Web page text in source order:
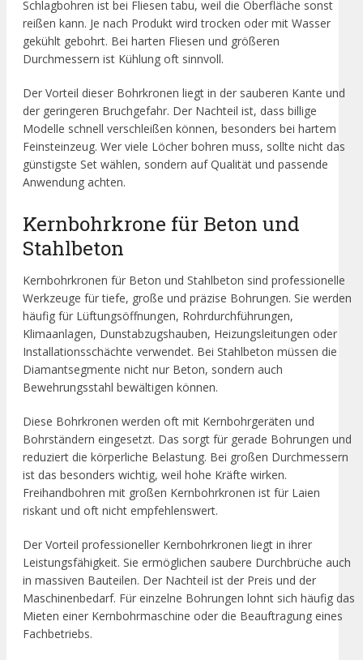
Schlagbohren ist bei Fliesen tabu, weil die Oberfläche sonst
reißen kann. Je nach Produkt wird trocken oder mit Wasser
gekühlt gebohrt. Bei harten Fliesen und größeren
Durchmessern ist Kühlung oft sinnvoll.
Der Vorteil dieser Bohrkronen liegt in der sauberen Kante und
der geringeren Bruchgefahr. Der Nachteil ist, dass billige
Modelle schnell verschleißen können, besonders bei hartem
Feinsteinzeug. Wer viele Löcher bohren muss, sollte nicht das
günstigste Set wählen, sondern auf Qualität und passende
Anwendung achten.
Kernbohrkrone für Beton und
Stahlbeton
Kernbohrkronen für Beton und Stahlbeton sind professionelle
Werkzeuge für tiefe, große und präzise Bohrungen. Sie werden
häufig für Lüftungsöffnungen, Rohrdurchführungen,
Klimaanlagen, Dunstabzugshauben, Heizungsleitungen oder
Installationsschächte verwendet. Bei Stahlbeton müssen die
Diamantsegmente nicht nur Beton, sondern auch
Bewehrungsstahl bewältigen können.
Diese Bohrkronen werden oft mit Kernbohrgeräten und
Bohrständern eingesetzt. Das sorgt für gerade Bohrungen und
reduziert die körperliche Belastung. Bei großen Durchmessern
ist das besonders wichtig, weil hohe Kräfte wirken.
Freihandbohren mit großen Kernbohrkronen ist für Laien
riskant und oft nicht empfehlenswert.
Der Vorteil professioneller Kernbohrkronen liegt in ihrer
Leistungsfähigkeit. Sie ermöglichen saubere Durchbrüche auch
in massiven Bauteilen. Der Nachteil ist der Preis und der
Maschinenbedarf. Für einzelne Bohrungen lohnt sich häufig das
Mieten einer Kernbohrmaschine oder die Beauftragung eines
Fachbetriebs.